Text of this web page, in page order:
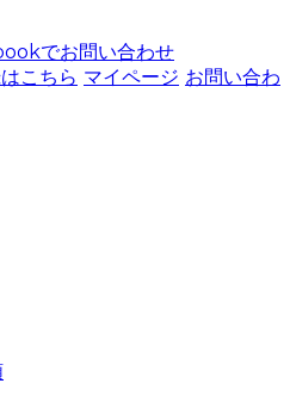
でお問い合わせ
こちら マイページ お問い合わ